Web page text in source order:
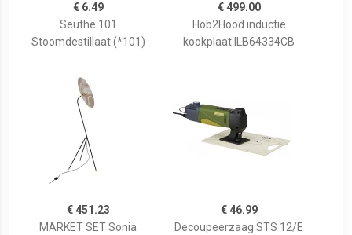
€ 6.49
Seuthe 101
Stoomdestillaat (*101)
€ 499.00
Hob2Hood inductie
kookplaat ILB64334CB
€ 451.23
MARKET SET Sonia
€ 46.99
Decoupeerzaag STS 12/E